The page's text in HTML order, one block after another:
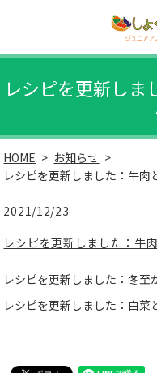
レシピを更新しま
HOME
お知らせ
レシピを更新しました：牛肉
2021/12/23
レシピを更新しました：牛
レシピを更新しました：冬至
レシピを更新しました：白菜